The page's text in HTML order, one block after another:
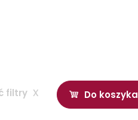
Do koszyka
filtry x